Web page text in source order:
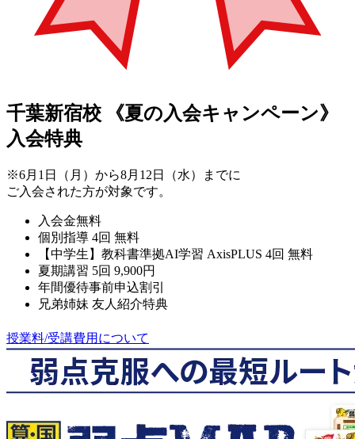
千葉新宿校
《夏の入会キャンペーン》
入会特典
※6月1日（月）から8月12日（水）までに
ご入会された方が対象です。
入会金無料
個別指導 4回 無料
【中学生】教科書準拠AI学習 AxisPLUS 4回 無料
夏期講習 5回 9,900円
年間優待事前申込割引
兄弟姉妹 友人紹介特典
授業料/受講費用について